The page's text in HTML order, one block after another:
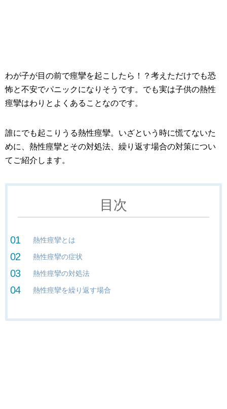
わが子が目の前で痙攣を起こしたら！？考えただけでも恐
怖と不安でパニックになりそうです。でも実は子供の熱性
痙攣はわりとよくあることなのです。
誰にでも起こりうる熱性痙攣。いざという時に慌てないた
めに、熱性痙攣とその対処法、繰り返す場合の対策につい
てご紹介します。
目次
熱性痙攣とは
熱性痙攣の症状
熱性痙攣の対処法
熱性痙攣を繰り返す場合